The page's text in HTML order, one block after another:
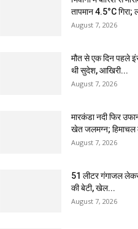
तापमान 4.5°C गिरा;
August 7, 2026
मौत से एक दिन पहले
थी सुदेश, आखिरी...
August 7, 2026
मारकंडा नदी फिर
खेत जलमग्न; हिमाचल
August 7, 2026
51 लीटर गंगाजल
की बेटी, खेल...
August 7, 2026